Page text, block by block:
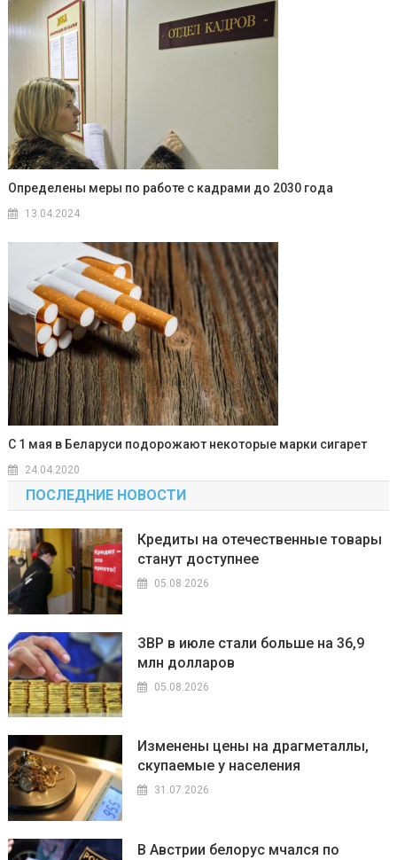
Определены меры по работе с кадрами до 2030 года
13.04.2024
С 1 мая в Беларуси подорожают некоторые марки сигарет
24.04.2020
ПОСЛЕДНИЕ НОВОСТИ
Кредиты на отечественные товары
станут доступнее
05.08.2026
ЗВР в июле стали больше на 36,9
млн долларов
05.08.2026
Изменены цены на драгметаллы,
скупаемые у населения
31.07.2026
В Австрии белорус мчался по